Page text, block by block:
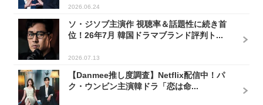
2026.06.24
ソ・ジソブ主演作 視聴率＆話題性に続き首
位！26年7月 韓国ドラマブランド評判ト...
2026.07.13
【Danmee推し度調査】Netflix配信中！パ
ク・ウンビン主演韓ドラ「恋は命...